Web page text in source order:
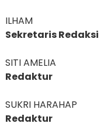
ILHAM
Sekretaris Redaksi
SITI AMELIA
Redaktur
SUKRI HARAHAP
Redaktur